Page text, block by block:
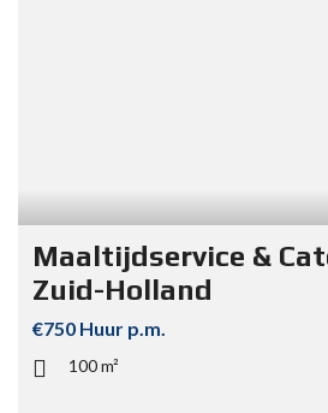
Maaltijdservice &
Zuid-Holland
€750 Huur p.m.
100 m²